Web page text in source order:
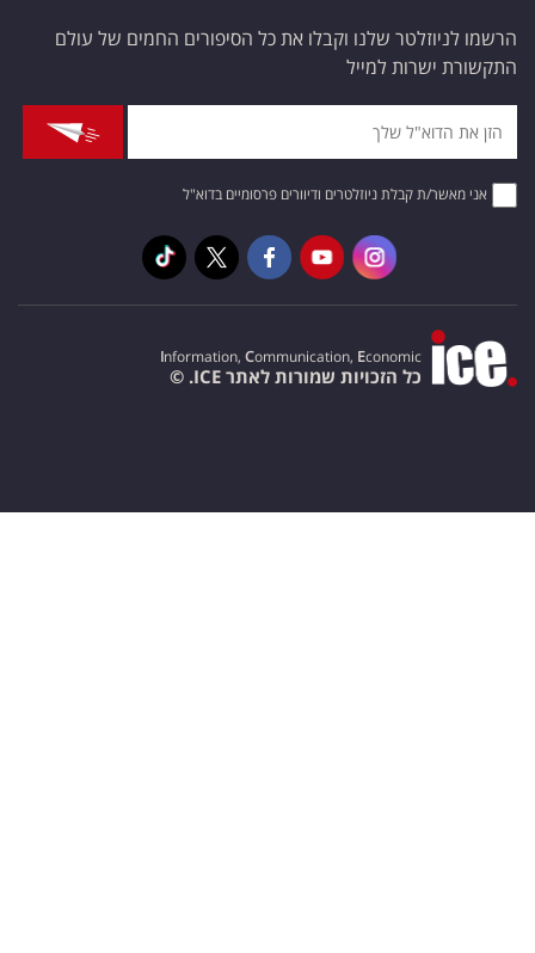
הרשמו לניוזלטר שלנו וקבלו את כל הסיפורים החמים של עולם
התקשורת ישרות למייל
אני מאשר/ת קבלת ניוזלטרים ודיוורים פרסומיים בדוא"ל
Information, Communication, Economic
כל הזכויות שמורות לאתר ICE. ©